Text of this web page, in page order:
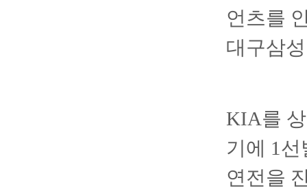
언츠를
대구삼
KIA를
기에 1
연전을